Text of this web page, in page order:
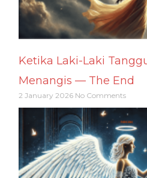
Ketika Laki-Laki
Menangis — The End
2 January 2026 No Comments